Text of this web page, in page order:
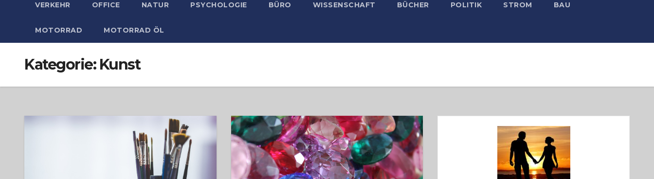
VERKEHR OFFICE NATUR PSYCHOLOGIE BÜRO WISSENSCHAFT BÜCHER POLITIK STROM BAU
MOTORRAD MOTORRAD ÖL
Kategorie: Kunst